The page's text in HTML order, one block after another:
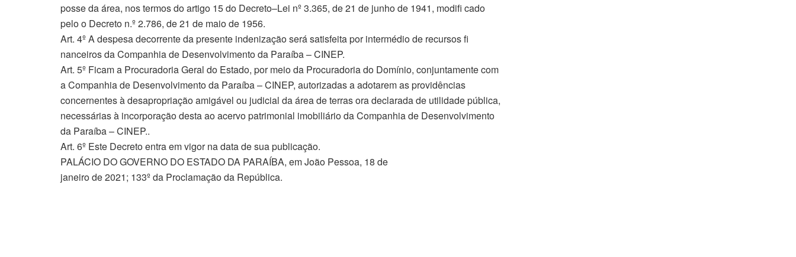
posse da área, nos termos do artigo 15 do Decreto–Lei nº 3.365, de 21 de junho de 1941, modifi cado
pelo o Decreto n.º 2.786, de 21 de maio de 1956.
Art. 4º A despesa decorrente da presente indenização será satisfeita por intermédio de recursos fi
nanceiros da Companhia de Desenvolvimento da Paraíba – CINEP.
Art. 5º Ficam a Procuradoria Geral do Estado, por meio da Procuradoria do Domínio, conjuntamente com
a Companhia de Desenvolvimento da Paraíba – CINEP, autorizadas a adotarem as providências
concernentes à desapropriação amigável ou judicial da área de terras ora declarada de utilidade pública,
necessárias à incorporação desta ao acervo patrimonial imobiliário da Companhia de Desenvolvimento
da Paraíba – CINEP..
Art. 6º Este Decreto entra em vigor na data de sua publicação.
PALÁCIO DO GOVERNO DO ESTADO DA PARAÍBA, em João Pessoa, 18 de
janeiro de 2021; 133º da Proclamação da República.